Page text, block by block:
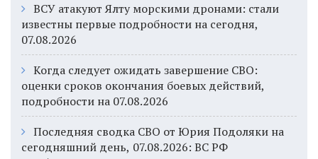
ВСУ атакуют Ялту морскими дронами: стали
известны первые подробности на сегодня,
07.08.2026
Когда следует ожидать завершение СВО:
оценки сроков окончания боевых действий,
подробности на 07.08.2026
Последняя сводка СВО от Юрия Подоляки на
сегодняшний день, 07.08.2026: ВС РФ